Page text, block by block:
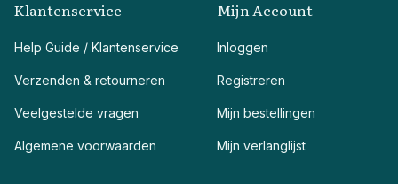
Klantenservice
Help Guide / Klantenservice
Verzenden & retourneren
Veelgestelde vragen
Algemene voorwaarden
Mijn Account
Inloggen
Registreren
Mijn bestellingen
Mijn verlanglijst